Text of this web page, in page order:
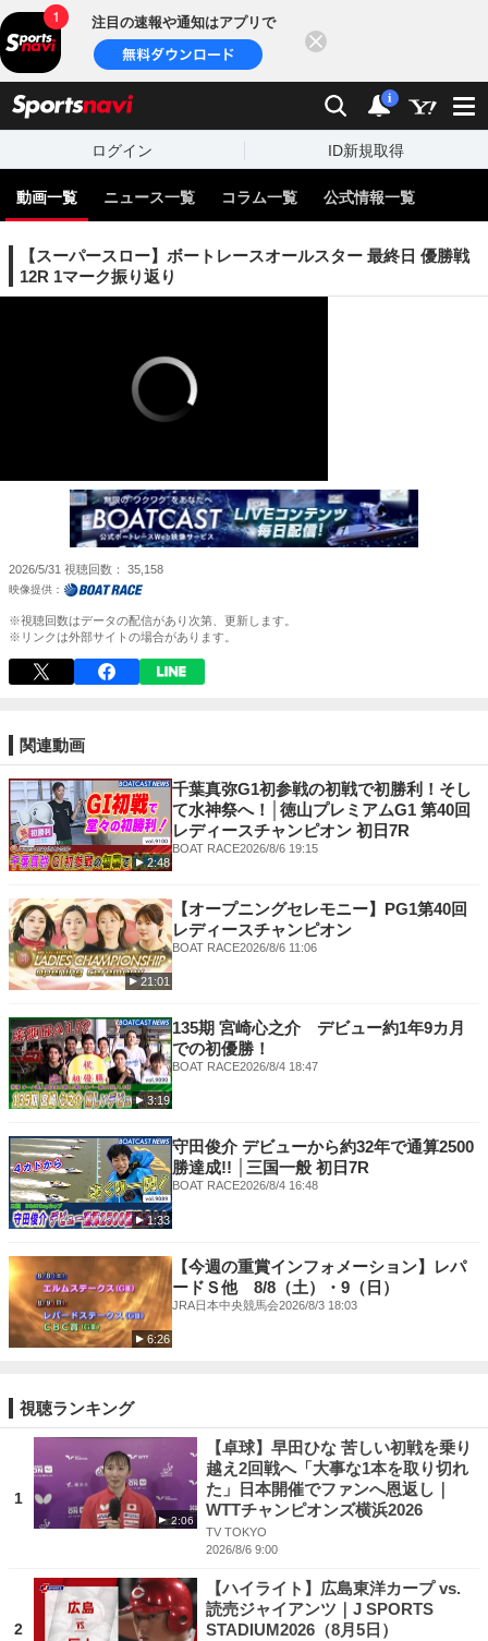
注目の速報や通知はアプリで
検索 通知
i
ログイン ID新規取得
動画一覧 ニュース一覧 コラム一覧 公式情報一覧
【スーパースロー】ボートレースオールスター 最終日 優勝戦
12R 1マーク振り返り
2026/5/31 視聴回数 35,158
※視聴回数はデータの配信があり次第、更新します。
※リンクは外部サイトの場合があります。
関連動画
2:48
千葉真弥G1初参戦の初戦で初勝利！そし
て水神祭へ！│徳山プレミアムG1 第40回
レディースチャンピオン 初日7R
BOAT RACE2026/8/6 19:15
21:01
【オープニングセレモニー】PG1第40回
レディースチャンピオン
BOAT RACE2026/8/6 11:06
3:19
135期 宮崎心之介 デビュー約1年9カ月
での初優勝！
BOAT RACE2026/8/4 18:47
1:33
守田俊介 デビューから約32年で通算2500
勝達成!! │三国一般 初日7R
BOAT RACE2026/8/4 16:48
6:26
【今週の重賞インフォメーション】レパ
ードＳ他 8/8（土）・9（日）
JRA日本中央競馬会2026/8/3 18:03
視聴ランキング
1
2:06
【卓球】早田ひな 苦しい初戦を乗り
越え2回戦へ「大事な1本を取り切れ
た」日本開催でファンへ恩返し｜
WTTチャンピオンズ横浜2026
TV TOKYO
2026/8/6 9:00
2
【ハイライト】広島東洋カープ vs.
読売ジャイアンツ｜J SPORTS
STADIUM2026（8月5日）